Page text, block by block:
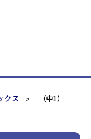
クス
（中1）